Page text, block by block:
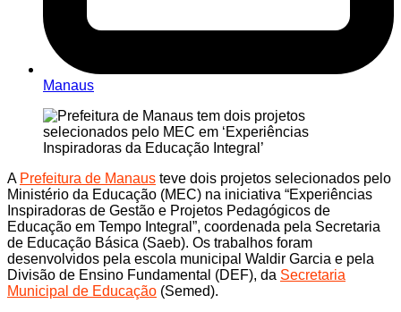
Manaus
A Prefeitura de Manaus teve dois projetos selecionados pelo
Ministério da Educação (MEC) na iniciativa “Experiências
Inspiradoras de Gestão e Projetos Pedagógicos de
Educação em Tempo Integral”, coordenada pela Secretaria
de Educação Básica (Saeb). Os trabalhos foram
desenvolvidos pela escola municipal Waldir Garcia e pela
Divisão de Ensino Fundamental (DEF), da Secretaria
Municipal de Educação (Semed).